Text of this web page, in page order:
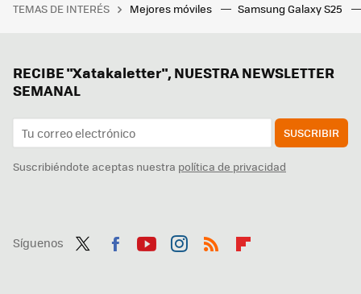
TEMAS DE INTERÉS Mejores móviles Samsung Galaxy S25
RECIBE "Xatakaletter", NUESTRA NEWSLETTER
SEMANAL
SUSCRIBIR
Suscribiéndote aceptas nuestra política de privacidad
Síguenos